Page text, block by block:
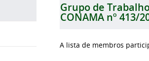
Grupo de
CONAMA nº 413/
A lista de membros